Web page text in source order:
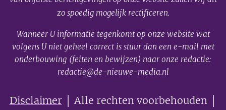
zo spoedig mogelijk rectificeren.
Wanneer U informatie tegenkomt op onze website wat
volgens U niet geheel correct is stuur dan een e-mail met
onderbouwing (feiten en bewijzen) naar onze redactie:
redactie@de-nieuwe-media.nl
Disclaimer│ Alle rechten voorbehouden │